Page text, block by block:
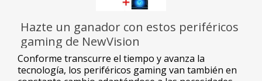
Hazte un ganador con estos periféricos
gaming de NewVision
Conforme transcurre el tiempo y avanza la
tecnología, los periféricos gaming van también en